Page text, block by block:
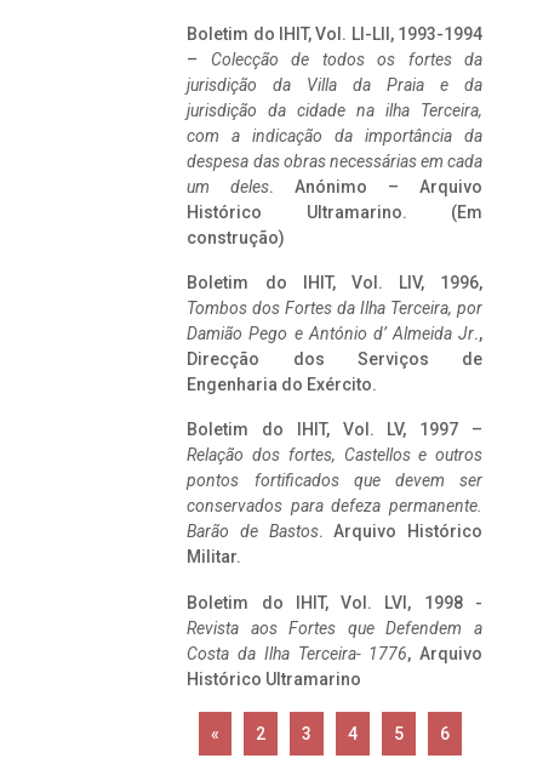
Boletim do IHIT, Vol. LI-LII, 1993-1994
– Colecção de todos os fortes da
jurisdição da Villa da Praia e da
jurisdição da cidade na ilha Terceira,
com a indicação da importância da
despesa das obras necessárias em cada
um deles. Anónimo – Arquivo
Histórico Ultramarino. (Em
construção)
Boletim do IHIT, Vol. LIV, 1996,
Tombos dos Fortes da Ilha Terceira, por
Damião Pego e António d’ Almeida Jr.,
Direcção dos Serviços de
Engenharia do Exército.
Boletim do IHIT, Vol. LV, 1997 –
Relação dos fortes, Castellos e outros
pontos fortificados que devem ser
conservados para defeza permanente.
Barão de Bastos. Arquivo Histórico
Militar.
Boletim do IHIT, Vol. LVI, 1998 -
Revista aos Fortes que Defendem a
Costa da Ilha Terceira- 1776, Arquivo
Histórico Ultramarino
« 2 3 4 5 6